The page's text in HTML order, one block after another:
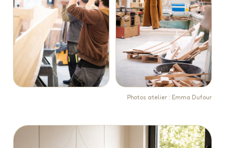
Photos atelier : Emma Dufour